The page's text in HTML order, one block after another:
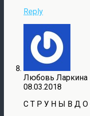
Reply
Любовь Ларкина
08.03.2018
С Т Р У Н Ы В Д О